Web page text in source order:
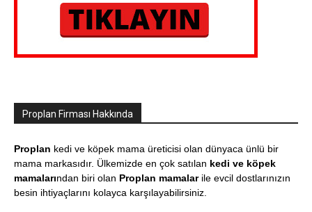
Proplan Firması Hakkında
Proplan kedi ve köpek mama üreticisi olan dünyaca ünlü bir
mama markasıdır. Ülkemizde en çok satılan kedi ve köpek
mamalarından biri olan Proplan mamalarile evcil dostlarınızın
besin ihtiyaçlarını kolayca karşılayabilirsiniz.